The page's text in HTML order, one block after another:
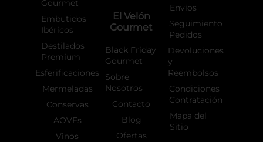
Gourmet
Embutidos
Ibéricos
Destilados
Premium
Esferificaciones
Mermeladas
Conservas
AOVEs
Vinos
El Velón
Gourmet
Black Friday
Gourmet
Sobre
Nosotros
Contacto
Blog
Ofertas
Envíos
Seguimiento
Pedidos
Devoluciones
y
Reembolsos
Condiciones
Contratación
Mapa del
Sitio